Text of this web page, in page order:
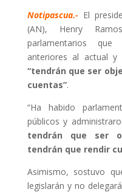
Notipascua.- El
(AN), Henry
parlamentarios que
anteriores al actual y
“tendrán que ser
cuentas”.
“Ha habido
públicos y
tendrán que ser
tendrán que rendir
Asimismo, sostuvo
legislarán y no